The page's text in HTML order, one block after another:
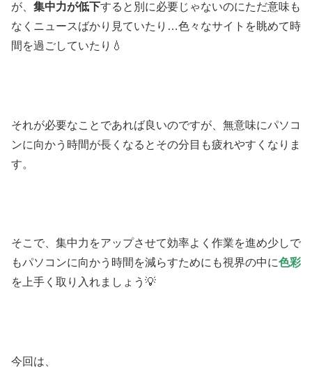
が、 集中力が低下すると別に必要じゃないのにただ意味も
なくニュースばかり見ていたり…色々なサイトを眺めて時
間を過ごしていたり💧
それが必要なことであれば良いのですが、無意味にパソコ
ンに向かう時間が長くなるとその分目も疲れやすくなりま
す。
そこで、集中力をアップさせて効率よく作業を進め少しで
もパソコンに向かう時間を減らすためにも視界の中に色彩
を上手く取り入れましょう💡
今回は、